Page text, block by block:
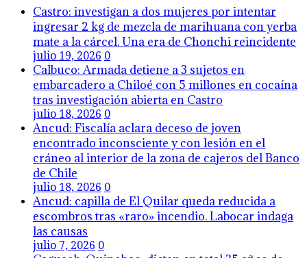
Castro: investigan a dos mujeres por intentar
ingresar 2 kg de mezcla de marihuana con yerba
mate a la cárcel. Una era de Chonchi reincidente
julio 19, 2026 0
Calbuco: Armada detiene a 3 sujetos en
embarcadero a Chiloé con 5 millones en cocaína
tras investigación abierta en Castro
julio 18, 2026 0
Ancud: Fiscalía aclara deceso de joven
encontrado inconsciente y con lesión en el
cráneo al interior de la zona de cajeros del Banco
de Chile
julio 18, 2026 0
Ancud: capilla de El Quilar queda reducida a
escombros tras «raro» incendio. Labocar indaga
las causas
julio 7, 2026 0